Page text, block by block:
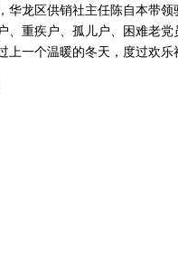
龙区供销社主任陈自本带领
、重疾户、孤儿户、困难老
上一个温暖的冬天，度过欢乐